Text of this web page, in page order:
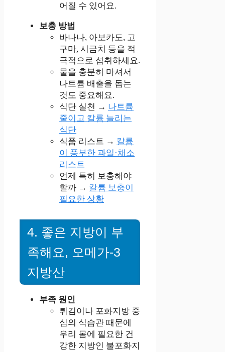
어질 수 있어요.
보충 방법
바나나, 아보카도, 고
구마, 시금치 등을 적
극적으로 섭취하세요.
물을 충분히 마셔서
나트륨 배출을 돕는
것도 중요해요.
식단 실천 → 나트륨
줄이고 칼륨 늘리는
식단
식품 리스트 → 칼륨
이 풍부한 과일·채소
리스트
언제 특히 보충해야
할까 → 칼륨 보충이
필요한 상황
4. 좋은 지방이 부
족해요, 오메가-3
지방산
부족 원인
튀김이나 포화지방 중
심의 식습관 때문에
우리 몸에 필요한 건
강한 지방인 불포화지